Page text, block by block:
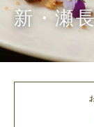
新・瀬